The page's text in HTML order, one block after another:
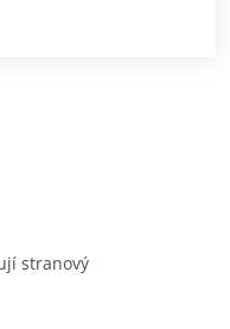
stranový